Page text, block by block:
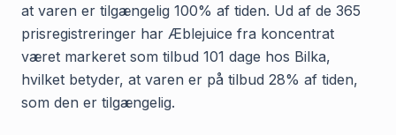
at varen er tilgængelig 100% af tiden. Ud af de 365
prisregistreringer har Æblejuice fra koncentrat
været markeret som tilbud 101 dage hos Bilka,
hvilket betyder, at varen er på tilbud 28% af tiden,
som den er tilgængelig.